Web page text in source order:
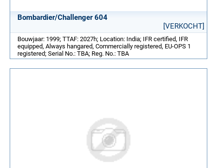
Bombardier/Challenger 604
[VERKOCHT]
Bouwjaar: 1999; TTAF: 2027h; Location: India; IFR certified, IFR
equipped, Always hangared, Commercially registered, EU-OPS 1
registered; Serial No.: TBA; Reg. No.: TBA